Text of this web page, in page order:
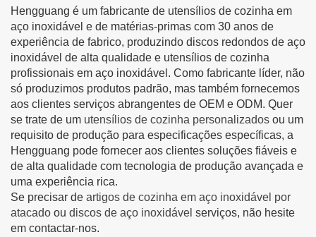
Hengguang é um fabricante de utensílios de cozinha em
aço inoxidável e de matérias-primas com 30 anos de
experiência de fabrico, produzindo discos redondos de aço
inoxidável de alta qualidade e utensílios de cozinha
profissionais em aço inoxidável. Como fabricante líder, não
só produzimos produtos padrão, mas também fornecemos
aos clientes serviços abrangentes de OEM e ODM. Quer
se trate de um utensílios de cozinha personalizados ou um
requisito de produção para especificações específicas, a
Hengguang pode fornecer aos clientes soluções fiáveis e
de alta qualidade com tecnologia de produção avançada e
uma experiência rica.
Se precisar de artigos de cozinha em aço inoxidável por
atacado ou discos de aço inoxidável serviços, não hesite
em contactar-nos.